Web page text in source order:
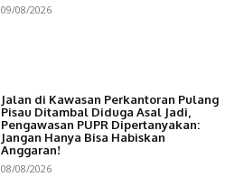
09/08/2026
Jalan di Kawasan Perkantoran Pulang
Pisau Ditambal Diduga Asal Jadi,
Pengawasan PUPR Dipertanyakan:
Jangan Hanya Bisa Habiskan
Anggaran!
08/08/2026